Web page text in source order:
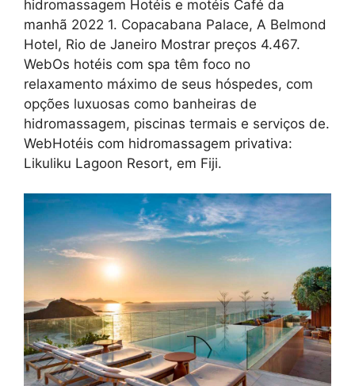
hidromassagem Hotéis e motéis Café da
manhã 2022 1. Copacabana Palace, A Belmond
Hotel, Rio de Janeiro Mostrar preços 4.467.
WebOs hotéis com spa têm foco no
relaxamento máximo de seus hóspedes, com
opções luxuosas como banheiras de
hidromassagem, piscinas termais e serviços de.
WebHotéis com hidromassagem privativa:
Likuliku Lagoon Resort, em Fiji.